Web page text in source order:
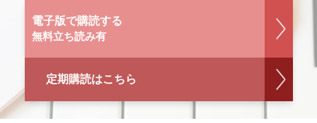
電子版で購読する
無料立ち読み有
定期購読はこちら